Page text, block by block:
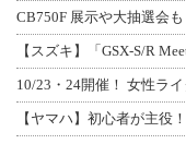
CB750F 展示や大抽選会
【スズキ】「GSX-S/R
10/23・24開催！ 女性ラ
【ヤマハ】初心者が主役